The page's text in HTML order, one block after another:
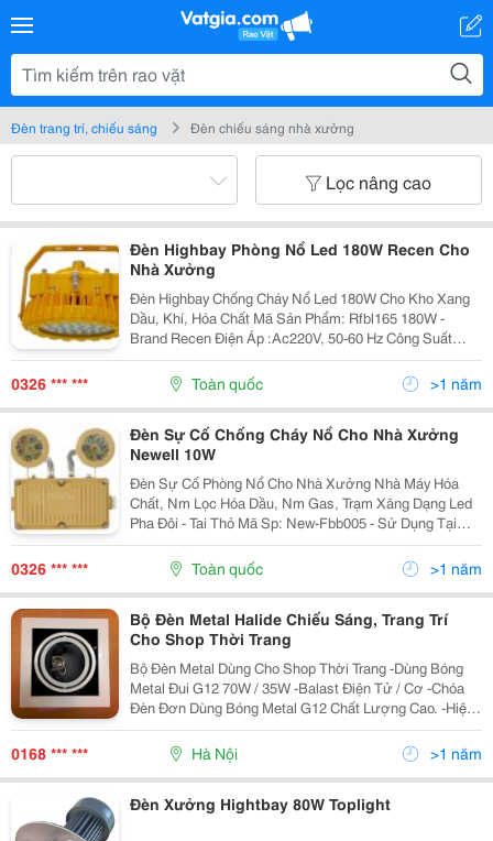
Đèn trang trí, chiếu sáng Đèn chiếu sáng nhà xưởng
Lọc nâng cao
Đèn Highbay Phòng Nổ Led 180W Recen Cho
Nhà Xưởng
Đèn Highbay Chống Cháy Nổ Led 180W Cho Kho Xang
Dầu, Khí, Hóa Chất Mã Sản Phẩm: Rfbl165 180W -
Brand Recen Điện Áp :Ac220V, 50-60 Hz Công Suất
:180W Chỉ Số Hiển Thị Màu Cri (Ra≫):80 Quang Thông :
17,000 Lm, 95Lm/W Cấp Độ Bảo Vệ: Ip66 Working...
0326 *** *** Toàn quốc >1 năm
Đèn Sự Cố Chống Cháy Nổ Cho Nhà Xưởng
Newell 10W
Đèn Sự Cố Phòng Nổ Cho Nhà Xưởng Nhà Máy Hóa
Chất, Nm Lọc Hóa Dầu, Nm Gas, Trạm Xăng Dạng Led
Pha Đôi - Tai Thỏ Mã Sp: New-Fbb005 - Sử Dụng Tại
Các Khu Vực Dễ Gây Nổ Cháy - Được Sản Xuất Theo
Tiêu Chuẩn Phòng Nổ: Exdiict4 - Kích Thước: 262 X 200
0326 *** *** Toàn quốc >1 năm
Bộ Đèn Metal Halide Chiếu Sáng, Trang Trí
Cho Shop Thời Trang
Bộ Đèn Metal Dùng Cho Shop Thời Trang -Dùng Bóng
Metal Đui G12 70W / 35W -Balast Điện Tử / Cơ -Chóa
Đèn Đơn Dùng Bóng Metal G12 Chất Lượng Cao. -Hiệu
Suất Chiếu Sáng: 100Lm/W -Độ Hoàn Màu: 90% -Nhiệt
Độ Mầu: 4200 K -Tuổi Thọ:
0168 *** *** Hà Nội >1 năm
Đèn Xưởng Hightbay 80W Toplight